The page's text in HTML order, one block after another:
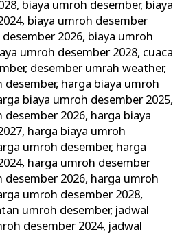
, biaya umroh desember, biaya
, biaya umroh desember
2026, biaya umroh
umroh desember 2028, cuaca
, desember umrah weather,
desember, harga biaya umroh
biaya umroh desember 2025,
desember 2026, harga biaya
, harga biaya umroh
umroh desember, harga
, harga umroh desember
desember 2026, harga umroh
umroh desember 2028,
umroh desember, jadwal
desember 2024, jadwal